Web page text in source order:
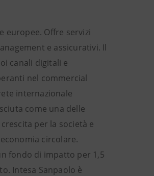
europee. Offre servizi
e assicurativi. Il
canali digitali e
nel commercial
internazionale
come una delle
per la società e
circolare.
fondo di impatto per 1,5
Intesa Sanpaolo è